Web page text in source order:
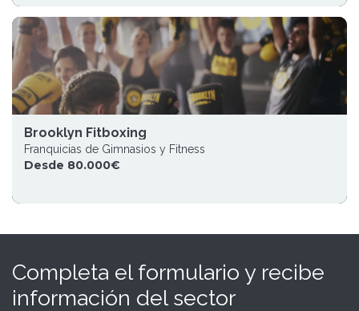
Brooklyn Fitboxing
Franquicias de Gimnasios y Fitness
Desde 80.000€
Completa el formulario y recibe
información del sector